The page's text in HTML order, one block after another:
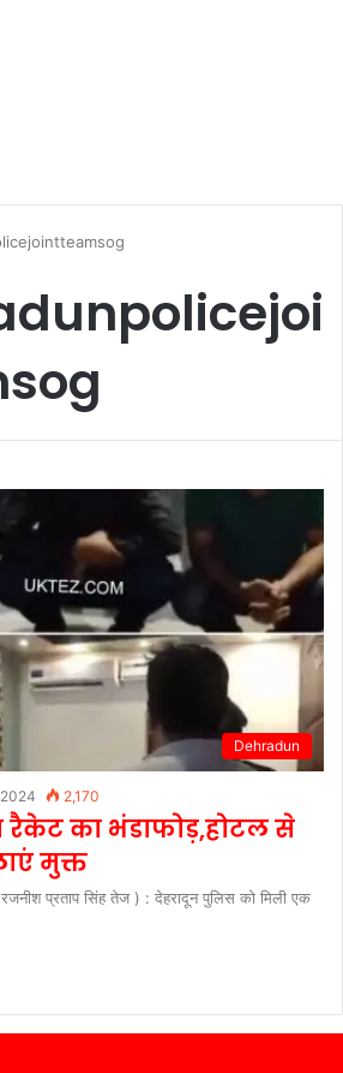
Dehradun
2,170
का भंडाफोड़,होटल से
मुक्त
प्रताप सिंह तेज ) : देहरादून पुलिस को मिली एक